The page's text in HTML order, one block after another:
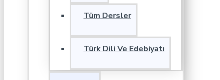
Tüm Dersler
Türk Dili Ve Edebiyatı